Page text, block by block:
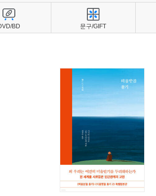
BD 문구/GIFT